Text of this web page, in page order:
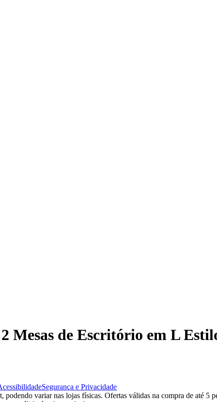
Mesas de Escritório em L
Segurança e Privacidade
variar nas lojas físicas. Ofertas válidas na compra de até 5